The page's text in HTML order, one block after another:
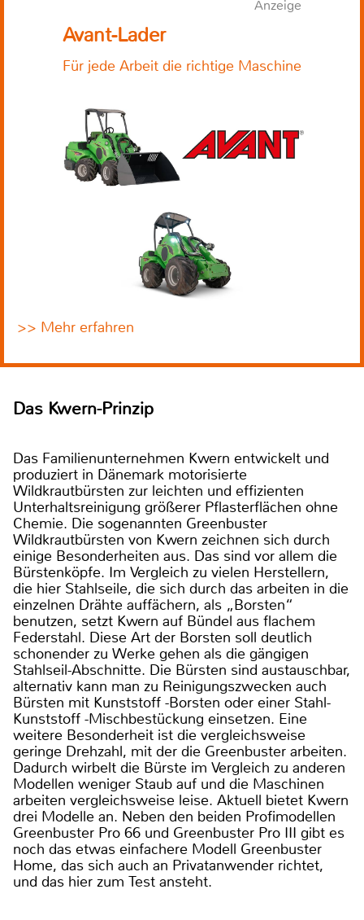
Anzeige
Avant-Lader
Für jede Arbeit die richtige Maschine
>> Mehr erfahren
Das Kwern-Prinzip
Das Familienunternehmen Kwern entwickelt und
produziert in Dänemark motorisierte
Wildkrautbürsten zur leichten und effizienten
Unterhaltsreinigung größerer Pflasterflächen ohne
Chemie. Die sogenannten Greenbuster
Wildkrautbürsten von Kwern zeichnen sich durch
einige Besonderheiten aus. Das sind vor allem die
Bürstenköpfe. Im Vergleich zu vielen Herstellern,
die hier Stahlseile, die sich durch das arbeiten in die
einzelnen Drähte auffächern, als „Borsten“
benutzen, setzt Kwern auf Bündel aus flachem
Federstahl. Diese Art der Borsten soll deutlich
schonender zu Werke gehen als die gängigen
Stahlseil-Abschnitte. Die Bürsten sind austauschbar,
alternativ kann man zu Reinigungszwecken auch
Bürsten mit Kunststoff -Borsten oder einer Stahl-
Kunststoff -Mischbestückung einsetzen. Eine
weitere Besonderheit ist die vergleichsweise
geringe Drehzahl, mit der die Greenbuster arbeiten.
Dadurch wirbelt die Bürste im Vergleich zu anderen
Modellen weniger Staub auf und die Maschinen
arbeiten vergleichsweise leise. Aktuell bietet Kwern
drei Modelle an. Neben den beiden Profimodellen
Greenbuster Pro 66 und Greenbuster Pro III gibt es
noch das etwas einfachere Modell Greenbuster
Home, das sich auch an Privatanwender richtet,
und das hier zum Test ansteht.